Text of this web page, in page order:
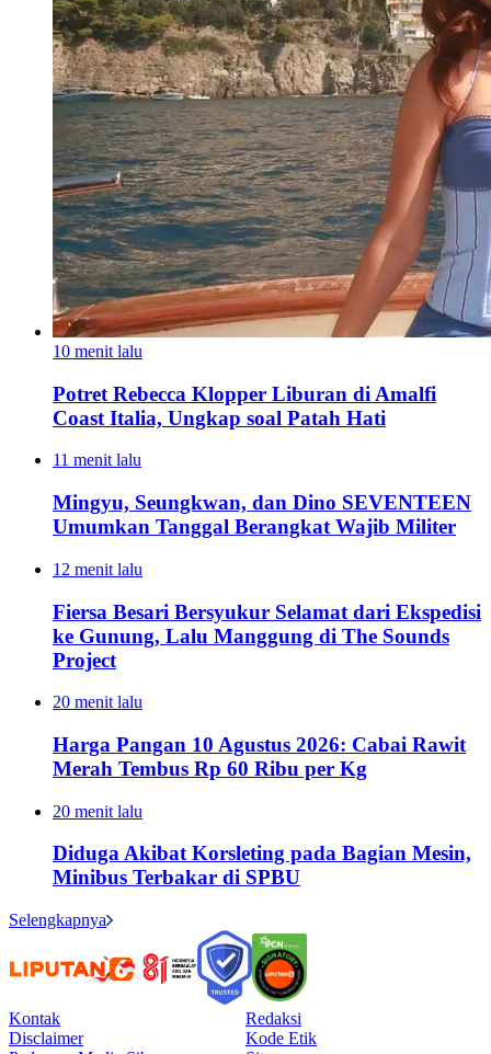
10 menit lalu
Potret Rebecca Klopper Liburan di Amalfi
Coast Italia, Ungkap soal Patah Hati
11 menit lalu
Mingyu, Seungkwan, dan Dino SEVENTEEN
Umumkan Tanggal Berangkat Wajib Militer
12 menit lalu
Fiersa Besari Bersyukur Selamat dari Ekspedisi
ke Gunung, Lalu Manggung di The Sounds
Project
20 menit lalu
Harga Pangan 10 Agustus 2026: Cabai Rawit
Merah Tembus Rp 60 Ribu per Kg
20 menit lalu
Diduga Akibat Korsleting pada Bagian Mesin,
Minibus Terbakar di SPBU
Selengkapnya
Kontak
Redaksi
Disclaimer
Kode Etik